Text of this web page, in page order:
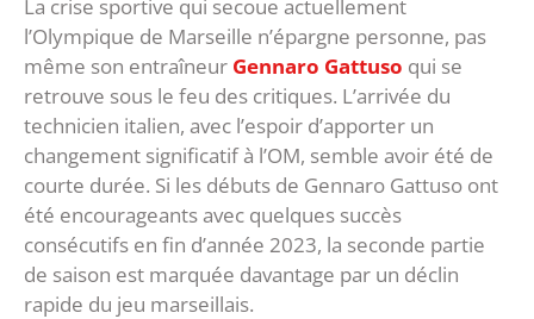
La crise sportive qui secoue actuellement
l’Olympique de Marseille n’épargne personne, pas
même son entraîneur Gennaro Gattuso qui se
retrouve sous le feu des critiques. L’arrivée du
technicien italien, avec l’espoir d’apporter un
changement significatif à l’OM, semble avoir été de
courte durée. Si les débuts de Gennaro Gattuso ont
été encourageants avec quelques succès
consécutifs en fin d’année 2023, la seconde partie
de saison est marquée davantage par un déclin
rapide du jeu marseillais.